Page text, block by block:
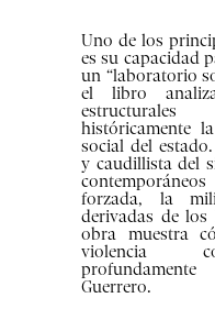
Uno de los
es su capacidad
un “laboratorio
el libro
históricamente
social del
y caudillista del
forzada, la
derivadas de los
obra muestra
violencia
Guerrero.